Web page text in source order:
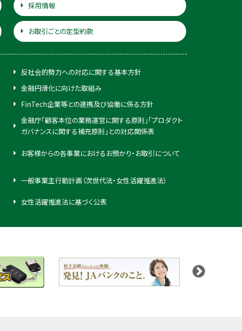
採用情報
お取引ごとの定型約款
反社会的勢力への対応に関する基本方針
金融円滑化に向けた取組み
FinTech企業等との連携及び協働に係る方針
金融庁「顧客本位の業務運営に関する原則」「プロダクト
ガバナンスに関する補充原則」との対応関係表
お客様からの各事業におけるお預かり・お取引について
一般事業主行動計画（次世代法・女性活躍推進法）
女性活躍推進法に基づく公表